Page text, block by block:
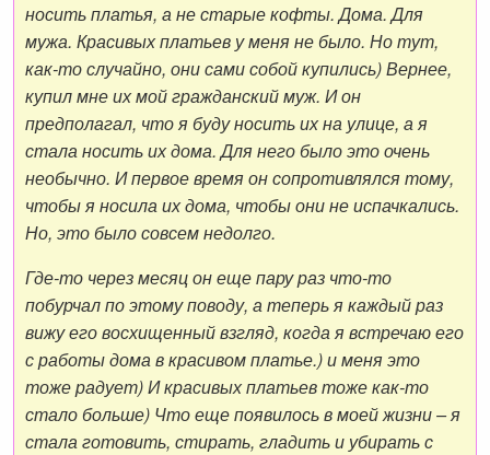
носить платья, а не старые кофты. Дома. Для
мужа. Красивых платьев у меня не было. Но тут,
как-то случайно, они сами собой купились) Вернее,
купил мне их мой гражданский муж. И он
предполагал, что я буду носить их на улице, а я
стала носить их дома. Для него было это очень
необычно. И первое время он сопротивлялся тому,
чтобы я носила их дома, чтобы они не испачкались.
Но, это было совсем недолго.
Где-то через месяц он еще пару раз что-то
побурчал по этому поводу, а теперь я каждый раз
вижу его восхищенный взгляд, когда я встречаю его
с работы дома в красивом платье.) и меня это
тоже радует) И красивых платьев тоже как-то
стало больше) Что еще появилось в моей жизни – я
стала готовить, стирать, гладить и убирать с